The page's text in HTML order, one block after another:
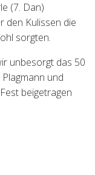
(7. Dan)
den Kulissen die
sorgten.
unbesorgt das 50
und
beigetragen